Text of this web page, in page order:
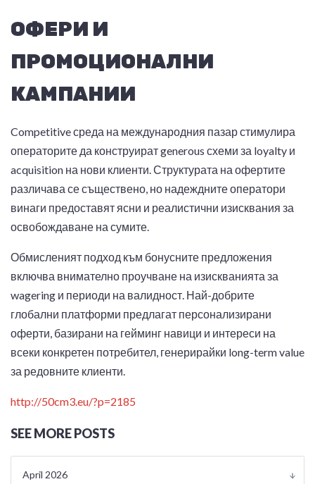
ОФЕРИ И
ПРОМОЦИОНАЛНИ
КАМПАНИИ
Competitive среда на международния пазар стимулира
операторите да конструират generous схеми за loyalty и
acquisition на нови клиенти. Структурата на офертите
различава се съществено, но надеждните оператори
винаги предоставят ясни и реалистични изисквания за
освобождаване на сумите.
Обмисленият подход към бонусните предложения
включва внимателно проучване на изискванията за
wagering и периоди на валидност. Най-добрите
глобални платформи предлагат персонализирани
оферти, базирани на гейминг навици и интереси на
всеки конкретен потребител, генерирайки long-term value
за редовните клиенти.
http://50cm3.eu/?p=2185
SEE MORE POSTS
April 2026